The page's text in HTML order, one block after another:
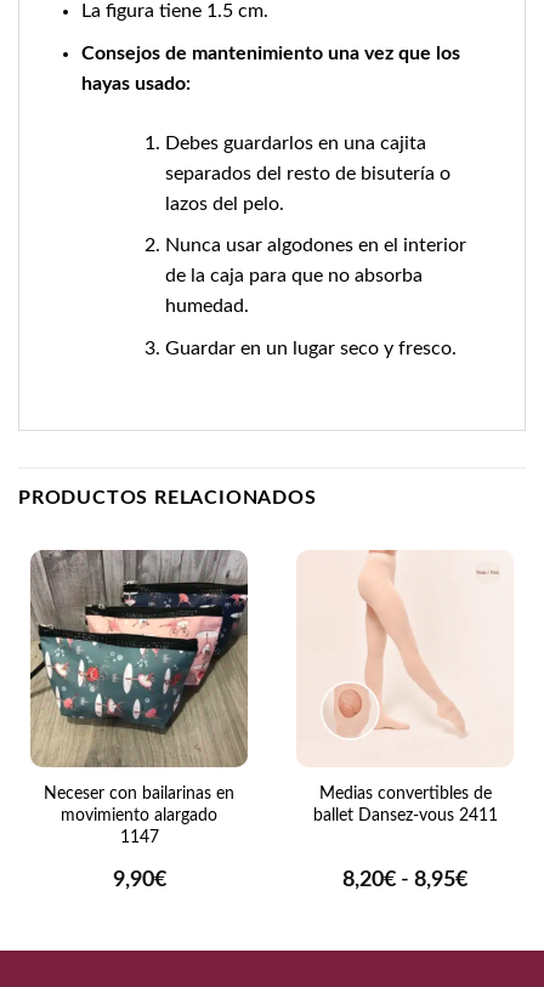
La figura tiene 1.5 cm.
Consejos de mantenimiento una vez que los
hayas usado:
Debes guardarlos en una cajita
separados del resto de bisutería o
lazos del pelo.
Nunca usar algodones en el interior
de la caja para que no absorba
humedad.
Guardar en un lugar seco y fresco.
PRODUCTOS RELACIONADOS
Neceser con bailarinas en
movimiento alargado
1147
9,90€
Medias convertibles de
ballet Dansez-vous 2411
8,20€ - 8,95€Rango